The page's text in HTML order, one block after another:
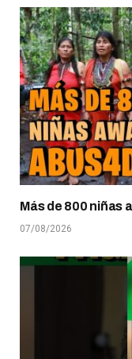
Más de 800 niñas
07/08/2026